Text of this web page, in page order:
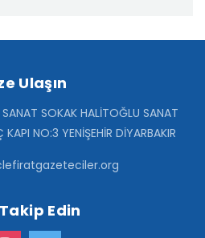
Ulaşın
SOKAK HALİTOĞLU SANAT
NO:3 YENİŞEHİR DİYARBAKIR
Edin